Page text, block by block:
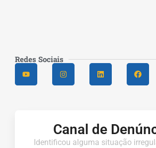
Redes Sociais
Canal de
Identificou alguma situação